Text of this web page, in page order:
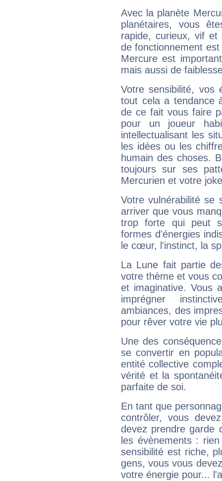
Avec la planète
planétaires, vous
rapide, curieux, vif et
de fonctionnement
Mercure est
mais aussi de
Votre sensibilité,
tout cela a tendance
de ce fait vous faire
pour un joueur
intellectualisant les
les idées ou les
humain des choses.
toujours sur ses
Mercurien et votre
Votre vulnérabilité se
arriver que vous
trop forte qui peut
formes d'énergies
le cœur, l'instinct, la
La Lune fait partie
votre thème et vous
et imaginative. Vous
imprégner
ambiances, des
pour rêver votre vie
Une des
se convertir en
entité collective
vérité et la
parfaite de soi.
En tant que
contrôler, vous
devez prendre garde
les évènements :
sensibilité est riche,
gens, vous vous
votre énergie pour...